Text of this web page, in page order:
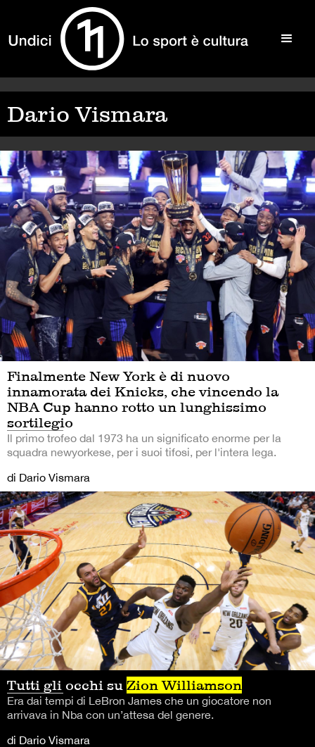
Dario Vismara
Finalmente New York è di nuovo
innamorata dei Knicks, che vincendo la
NBA Cup hanno rotto un lunghissimo
sortilegio
Il primo trofeo dal 1973 ha un significato enorme per la
squadra newyorkese, per i suoi tifosi, per l'intera lega.
di Dario Vismara
Tutti gli occhi su Zion Williamson
Era dai tempi di LeBron James che un giocatore non
arrivava in Nba con un’attesa del genere.
di Dario Vismara